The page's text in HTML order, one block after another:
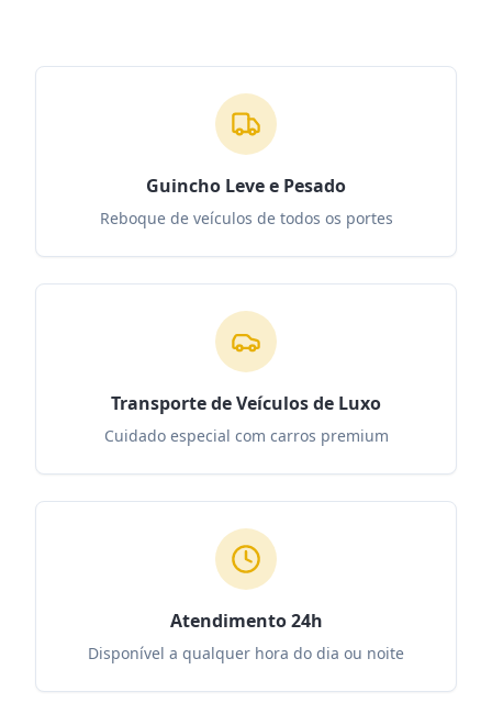
Guincho Leve e Pesado
Reboque de veículos de todos os portes
Transporte de Veículos de Luxo
Cuidado especial com carros premium
Atendimento 24h
Disponível a qualquer hora do dia ou noite